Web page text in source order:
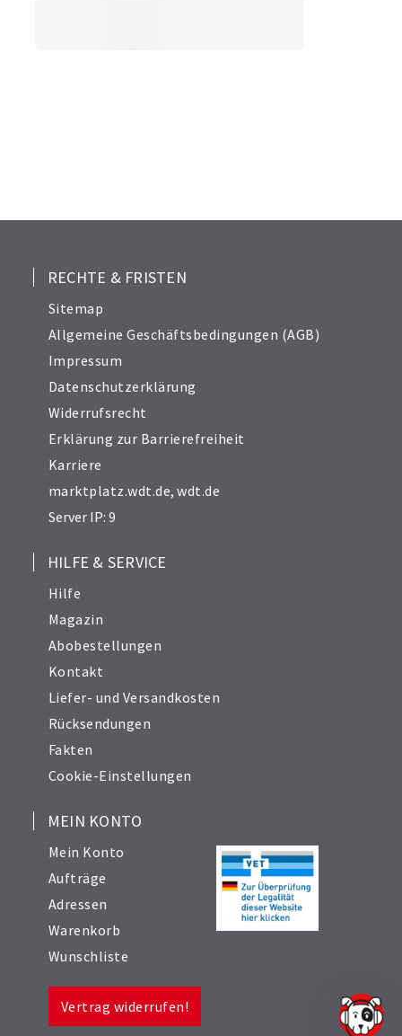
RECHTE & FRISTEN
Sitemap
Allgemeine Geschäftsbedingungen (AGB)
Impressum
Datenschutzerklärung
Widerrufsrecht
Erklärung zur Barrierefreiheit
Karriere
marktplatz.wdt.de,wdt.de
Server IP: 9
HILFE & SERVICE
Hilfe
Magazin
Abobestellungen
Kontakt
Liefer- und Versandkosten
Rücksendungen
Fakten
Cookie-Einstellungen
MEIN KONTO
Mein Konto
Aufträge
Adressen
Warenkorb
Wunschliste
Vertrag widerrufen!